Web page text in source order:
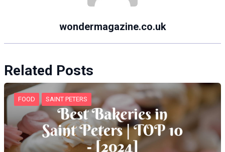
wondermagazine.co.uk
Related Posts
FOOD SAINT PETERS